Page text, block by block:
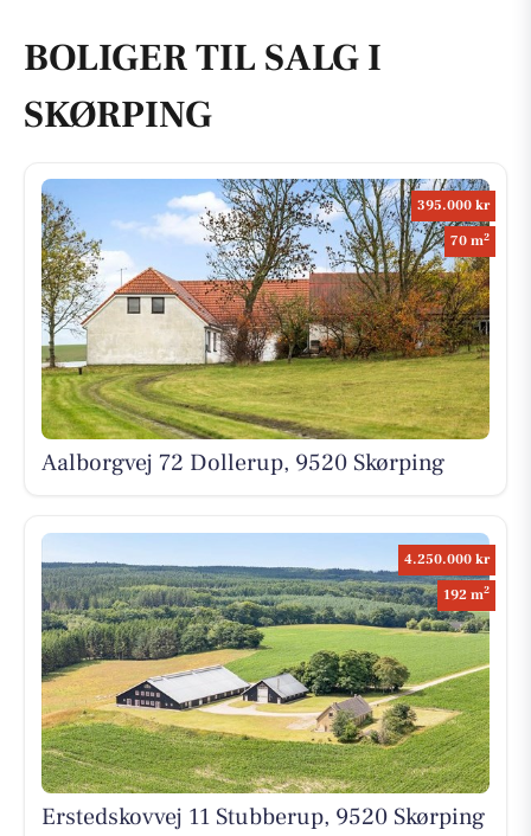
BOLIGER TIL SALG I
SKØRPING
395.000 kr
70 m2
Aalborgvej 72 Dollerup, 9520 Skørping
4.250.000 kr
192 m2
Erstedskovvej 11 Stubberup, 9520 Skørping